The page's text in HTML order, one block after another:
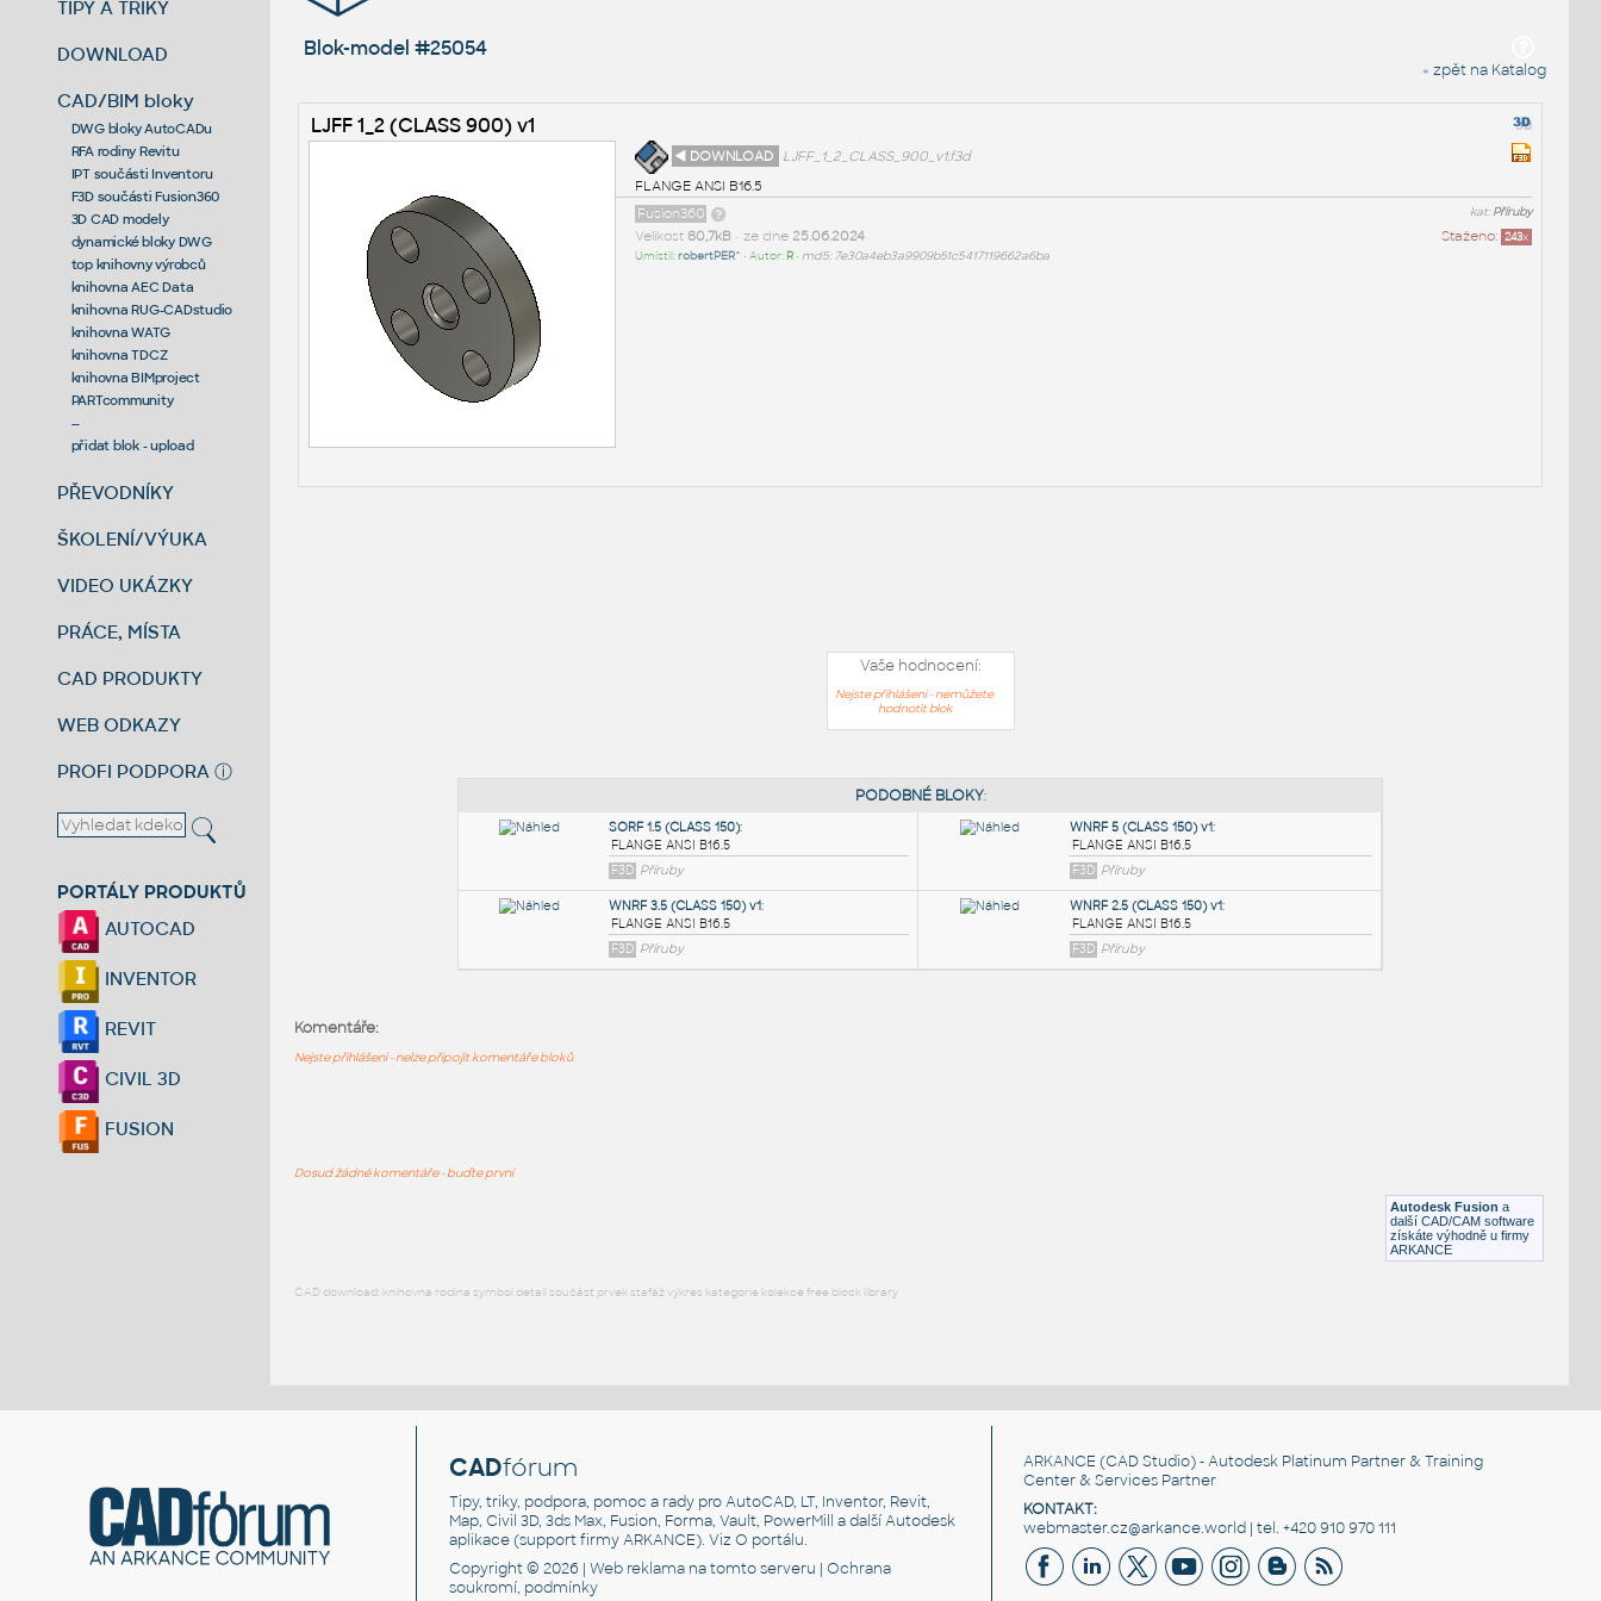
TIPY A TRIKY
DOWNLOAD
CAD/BIM bloky
DWG bloky AutoCADu
RFA rodiny Revitu
IPT součásti Inventoru
F3D součásti Fusion360
3D CAD modely
dynamické bloky DWG
top knihovny výrobců
knihovna AEC Data
knihovna RUG-CADstudio
knihovna WATG
knihovna TDCZ
knihovna BIMproject
PARTcommunity
--
přidat blok - upload
PŘEVODNÍKY
ŠKOLENÍ/VÝUKA
VIDEO UKÁZKY
PRÁCE, MÍSTA
CAD PRODUKTY
WEB ODKAZY
PROFI PODPORA ⓘ
PORTÁLY PRODUKTŮ
AUTOCAD
INVENTOR
REVIT
CIVIL 3D
FUSION
Blok-model #25054
« zpět na Katalog
LJFF 1_2 (CLASS 900) v1
◄ DOWNLOAD
LJFF_1_2_CLASS_900_v1.f3d
FLANGE ANSI B16.5
kat:Příruby
Fusion360
Staženo: 243x
Velikost 80,7kB• ze dne 25.06.2024
Umístil:robertPER^ • Autor: R• md5: 7e30a4eb3a9909b51c5417119662a6ba
Vaše hodnocení:
Nejste přihlášeni - nemůžete
hodnotit blok
Autodesk Fusion a
další CAD/CAM software
získáte výhodně u firmy
ARKANCE
Komentáře:
Nejste přihlášeni - nelze připojit komentáře bloků
Dosud žádné komentáře - buďte první
CAD download: knihovna rodina symbol detail součást prvek stafáž výkres kategorie kolekce free block library
CADfórum
Tipy, triky, podpora, pomoc a rady pro AutoCAD, LT, Inventor, Revit,
Map, Civil 3D, 3ds Max, Fusion, Forma, Vault, PowerMill a další Autodesk
aplikace (support firmy ARKANCE). VizO portálu.
Copyright © 2026 |Web reklama na tomto serveru |Ochrana
soukromí, podmínky
ARKANCE (CAD Studio) - Autodesk Platinum Partner & Training
Center & Services Partner
KONTAKT:
webmaster.cz@arkance.world | tel. +420 910 970 111